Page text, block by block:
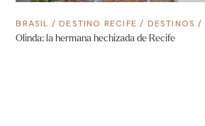
BRASIL /DESTINO RECIFE / DESTINOS /
Olinda: la hermana hechizada de Recife